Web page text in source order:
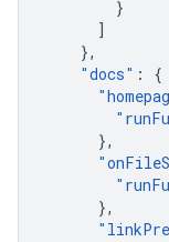
}
]
},
"docs" :
{
"
"
},
"
"
},
"